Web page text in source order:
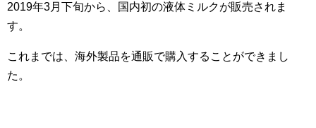
2019年3月下旬から、国内初の液体ミルクが販売されま
す。
これまでは、海外製品を通販で購入することができまし
た。